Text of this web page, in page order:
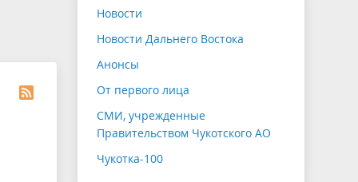
служащих Чукотского автономного
Новости
Новости Дальнего Востока
Анонсы
От первого лица
СМИ, учрежденные
Правительством Чукотского АО
Чукотка-100